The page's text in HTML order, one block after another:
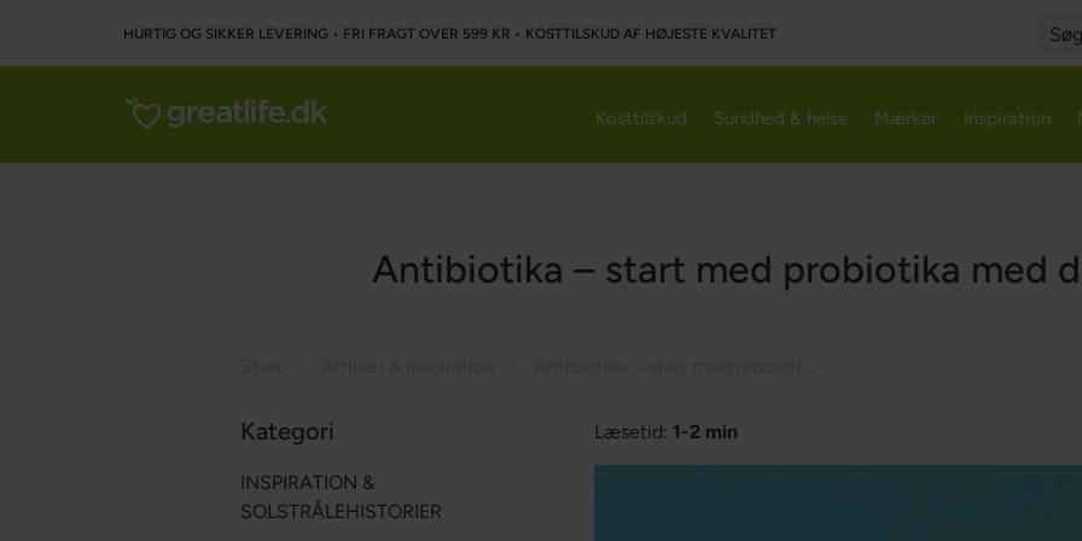
HURTIG OG SIKKER LEVERING • FRI FRAGT OVER 599 KR • KOSTTILSKUD AF HØJESTE KVALITET
Kosttilskud Sundhed & helse Mærker Inspiration
Antibiotika – start med probiotika med
Læsetid: 1-2 min
Kategori
INSPIRATION &
SOLSTRÅLEHISTORIER